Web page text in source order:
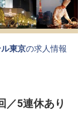
し込む
東京の求人情報
／5連休あり